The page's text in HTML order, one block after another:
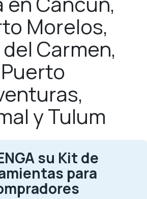
Morelos,
Carmen,
Puerto
y Tulum
su Kit de
para